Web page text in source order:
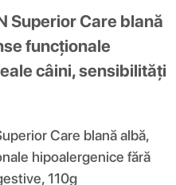
Superior Care blană
funcționale
câini, sensibilități